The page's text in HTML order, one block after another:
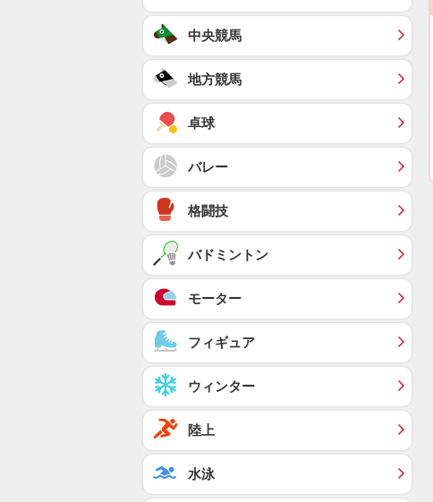
中央競馬
地方競馬
卓球
バレー
格闘技
バドミントン
モーター
フィギュア
ウィンター
陸上
水泳